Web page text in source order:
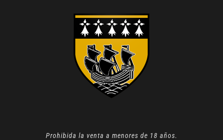
Prohibida la venta a menores de 18 años.